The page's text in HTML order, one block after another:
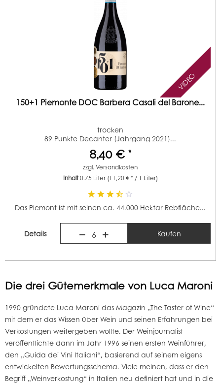
VIDEO
150+1 Piemonte DOC Barbera Casali del Barone...
trocken
89 Punkte Decanter (Jahrgang 2021)...
8,40 € *
zzgl.Versandkosten
Inhalt0.75 Liter (11,20 € * / 1 Liter)
Das Piemont ist mit seinen ca. 44.000 Hektar Rebfläche...
Details 6 Kaufen
Die drei Gütemerkmale von Luca Maroni
1990 gründete Luca Maroni das Magazin „The Taster of Wine“
mit dem er das Wissen über Wein und seinen Erfahrungen bei
Verkostungen weitergeben wollte. Der Weinjournalist
veröffentlichte dann im Jahr 1996 seinen ersten Weinführer,
den „Guida dei Vini Italiani“, basierend auf seinem eigens
entwickelten Bewertungsschema. Viele meinen, dass er den
Begriff „Weinverkostung“ in Italien neu definiert hat und in die